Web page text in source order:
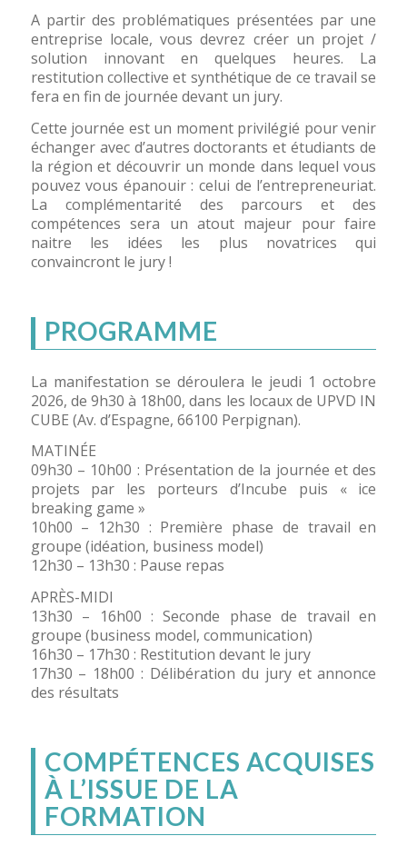
A partir des problématiques présentées par une
entreprise locale, vous devrez créer un projet /
solution innovant en quelques heures. La
restitution collective et synthétique de ce travail se
fera en fin de journée devant un jury.
Cette journée est un moment privilégié pour venir
échanger avec d’autres doctorants et étudiants de
la région et découvrir un monde dans lequel vous
pouvez vous épanouir : celui de l’entrepreneuriat.
La complémentarité des parcours et des
compétences sera un atout majeur pour faire
naitre les idées les plus novatrices qui
convaincront le jury !
PROGRAMME
La manifestation se déroulera le jeudi 1 octobre
2026, de 9h30 à 18h00, dans les locaux de UPVD IN
CUBE (Av. d’Espagne, 66100 Perpignan).
MATINÉE
09h30 – 10h00 : Présentation de la journée et des
projets par les porteurs d’Incube puis « ice
breaking game »
10h00 – 12h30 : Première phase de travail en
groupe (idéation, business model)
12h30 – 13h30 : Pause repas
APRÈS-MIDI
13h30 – 16h00 : Seconde phase de travail en
groupe (business model, communication)
16h30 – 17h30 : Restitution devant le jury
17h30 – 18h00 : Délibération du jury et annonce
des résultats
COMPÉTENCES ACQUISES
À L’ISSUE DE LA
FORMATION